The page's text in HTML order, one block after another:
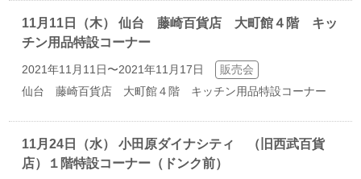
11月11日（木） 仙台 藤崎百貨店 大町館４階 キッ
チン用品特設コーナー
2021年11月11日〜2021年11月17日
販売会
仙台 藤崎百貨店 大町館４階 キッチン用品特設コーナー
11月24日（水） 小田原ダイナシティ （旧西武百貨
店）１階特設コーナー（ドンク前）